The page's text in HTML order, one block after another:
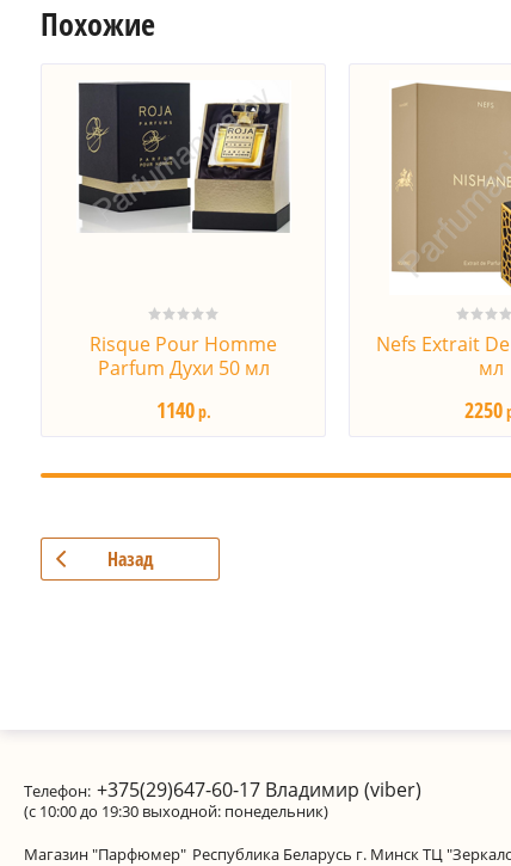
Похожие
Risque Pour Homme
Parfum Духи 50 мл
1140р.
Nefs Extrait
мл
2250
Назад
Телефон: +375(29)647-60-17 Владимир (viber)
(с 10:00 до 19:30 выходной: понедельник)
Магазин "Парфюмер" Республика Беларусь г. Минск ТЦ